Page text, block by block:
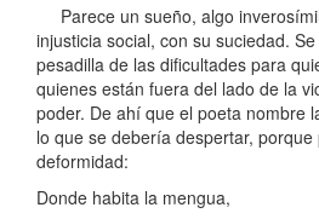
Parece un sueño, algo
injusticia social, con su suciedad.
pesadilla de las dificultades para
quienes están fuera del lado de la
poder. De ahí que el poeta nombre
lo que se debería despertar,
deformidad:
Donde habita la mengua,